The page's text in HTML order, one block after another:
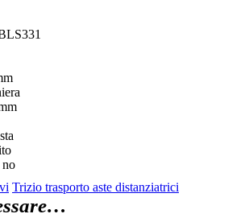
no
Trizio trasporto aste distanziatrici